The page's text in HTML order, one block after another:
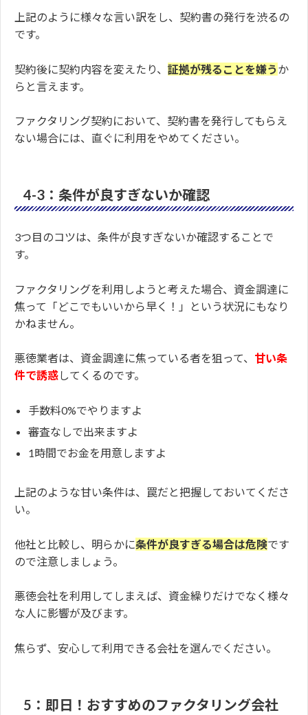
上記のように様々な言い訳をし、契約書の発行を渋るの
です。
契約後に契約内容を変えたり、 証拠が残ることを嫌う か
らと言えます。
ファクタリング契約において、契約書を発行してもらえ
ない場合には、直ぐに利用をやめてください。
4-3：条件が良すぎないか確認
3つ目のコツは、条件が良すぎないか確認することで
す。
ファクタリングを利用しようと考えた場合、資金調達に
焦って「どこでもいいから早く！」という状況にもなり
かねません。
悪徳業者は、資金調達に焦っている者を狙って、 甘い条
件で誘惑してくるのです。
手数料0%でやりますよ
審査なしで出来ますよ
1時間でお金を用意しますよ
上記のような甘い条件は、罠だと把握しておいてくださ
い。
他社と比較し、明らかに条件が良すぎる場合は危険です
ので注意しましょう。
悪徳会社を利用してしまえば、資金繰りだけでなく様々
な人に影響が及びます。
焦らず、安心して利用できる会社を選んでください。
5：即日！おすすめのファクタリング会社